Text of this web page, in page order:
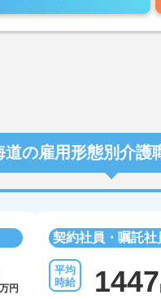
道の雇用形態別介護
万円
契約社員・嘱託社
1447